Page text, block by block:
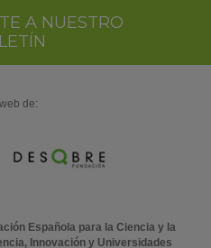
A NUESTRO
de:
Española para la Ciencia y la
Innovación y Universidades